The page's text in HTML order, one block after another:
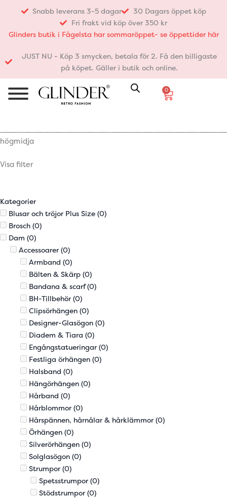
innehåll
Snabb leverans 3-5 dagar
30 Dagars öppet köp
Fri frakt vid köp över 350 kr
Glinders butik i Fågelsta har sommaröppet- se öppettider här
JUST NU - Köp 3 smycken, betala för 2. Få den billigaste
på köpet. Gäller i butik och online.
0
Varukorg
högmidja
Visa filter
Kategorier
Blusar och tröjor Plus Size (0)
Brosch (0)
Dam (0)
Accessoarer (0)
Armband (0)
Bälten & Skärp (0)
Bandana & scarf (0)
BH-Tillbehör (0)
Clipsörhängen (0)
Designer-Glasögon (0)
Diadem & Tiara (0)
Engångstatueringar (0)
Festliga örhängen (0)
Halsband (0)
Hängörhängen (0)
Hårband (0)
Hårblommor (0)
Hårspännen, hårnålar & hårklämmor (0)
Örhängen (0)
Silverörhängen (0)
Solglasögon (0)
Strumpor (0)
Spetsstrumpor (0)
Stödstrumpor (0)